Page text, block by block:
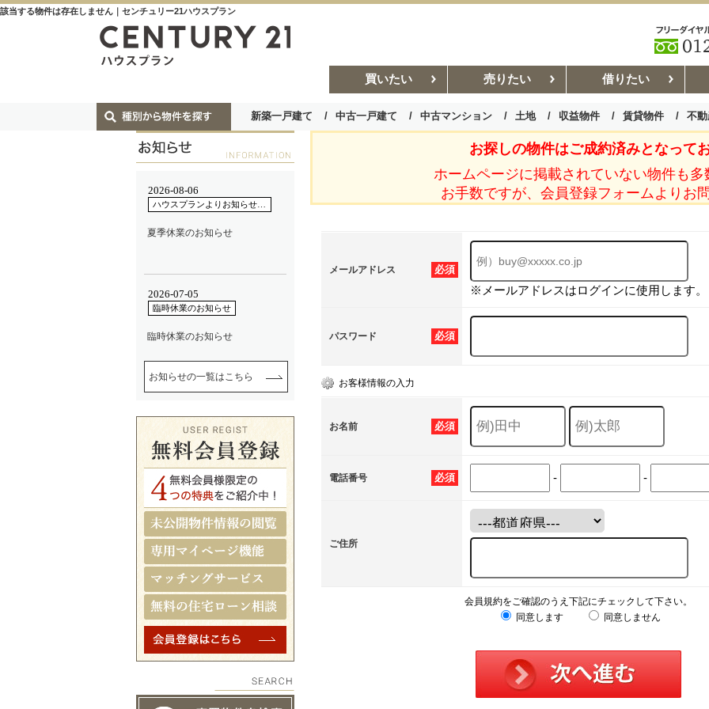
該当する物件は存在しません｜センチュリー21ハウスプラン
買いたい 売りたい 借りたい
新築一戸建て 中古一戸建て 中古マンション 土地 収益物件 賃貸物件 不
お部屋探しコラム 賃貸管理コ
お探しの物件はご成約済みとなってお
ホームページに掲載されていない物件も多
お手数ですが、会員登録フォームよりお
必須
メールアドレス
※メールアドレスはログインに使用します。
必須
パスワード
お客様情報の入力
必須
お名前
必須
電話番号 - -
ご住所
会員規約をご確認のうえ下記にチェックして下さい。
同意します
同意しません
お知らせの一覧はこちら